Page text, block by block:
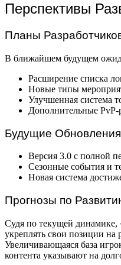
Перспективы
Планы
В ближайшем будущем
Расширение списка
Новые типы
Улучшенная система
Дополнительные
Будущие Обновления
Версия 3.0 с полной
Сезонные события и
Новая система
Прогнозы по
Судя по текущей
укреплять свои позиции на
Увеличивающаяся база
контента указывают на